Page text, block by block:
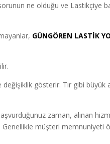
ne olduğu ve Lastikçiye
GÜNGÖREN LASTİK
gösterir. Tır gibi büyük
zaman, alınan
müşteri memnuniyeti